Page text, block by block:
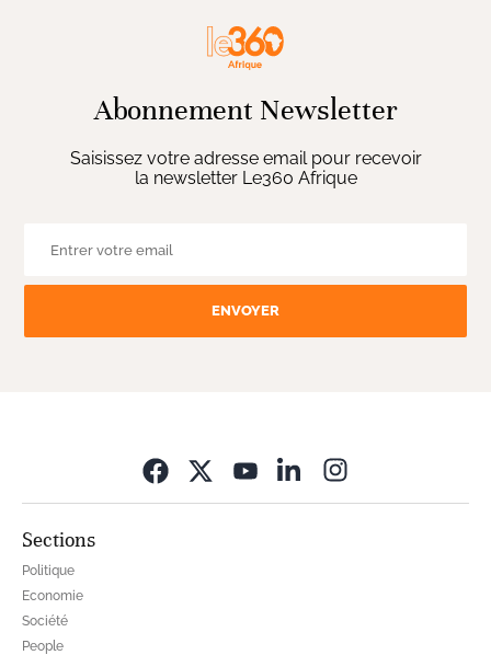
Abonnement Newsletter
Saisissez votre adresse email pour recevoir
la newsletter Le360 Afrique
ENVOYER
Sections
Politique
Economie
Société
People